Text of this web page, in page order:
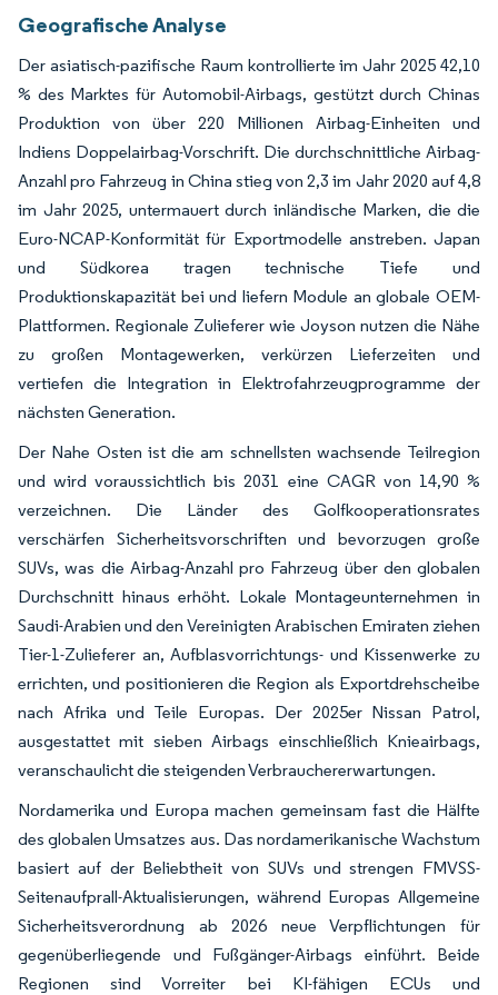
Geografische Analyse
Der asiatisch-pazifische Raum kontrollierte im Jahr 2025 42,10
% des Marktes für Automobil-Airbags, gestützt durch Chinas
Produktion von über 220 Millionen Airbag-Einheiten und
Indiens Doppelairbag-Vorschrift. Die durchschnittliche Airbag-
Anzahl pro Fahrzeug in China stieg von 2,3 im Jahr 2020 auf 4,8
im Jahr 2025, untermauert durch inländische Marken, die die
Euro-NCAP-Konformität für Exportmodelle anstreben. Japan
und Südkorea tragen technische Tiefe und
Produktionskapazität bei und liefern Module an globale OEM-
Plattformen. Regionale Zulieferer wie Joyson nutzen die Nähe
zu großen Montagewerken, verkürzen Lieferzeiten und
vertiefen die Integration in Elektrofahrzeugprogramme der
nächsten Generation.
Der Nahe Osten ist die am schnellsten wachsende Teilregion
und wird voraussichtlich bis 2031 eine CAGR von 14,90 %
verzeichnen. Die Länder des Golfkooperationsrates
verschärfen Sicherheitsvorschriften und bevorzugen große
SUVs, was die Airbag-Anzahl pro Fahrzeug über den globalen
Durchschnitt hinaus erhöht. Lokale Montageunternehmen in
Saudi-Arabien und den Vereinigten Arabischen Emiraten ziehen
Tier-1-Zulieferer an, Aufblasvorrichtungs- und Kissenwerke zu
errichten, und positionieren die Region als Exportdrehscheibe
nach Afrika und Teile Europas. Der 2025er Nissan Patrol,
ausgestattet mit sieben Airbags einschließlich Knieairbags,
veranschaulicht die steigenden Verbrauchererwartungen.
Nordamerika und Europa machen gemeinsam fast die Hälfte
des globalen Umsatzes aus. Das nordamerikanische Wachstum
basiert auf der Beliebtheit von SUVs und strengen FMVSS-
Seitenaufprall-Aktualisierungen, während Europas Allgemeine
Sicherheitsverordnung ab 2026 neue Verpflichtungen für
gegenüberliegende und Fußgänger-Airbags einführt. Beide
Regionen sind Vorreiter bei KI-fähigen ECUs und